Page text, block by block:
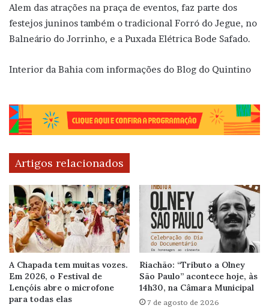
Alem das atrações na praça de eventos, faz parte dos
festejos juninos também o tradicional Forró do Jegue, no
Balneário do Jorrinho, e a Puxada Elétrica Bode Safado.
Interior da Bahia com informações do Blog do Quintino
Artigos relacionados
A Chapada tem muitas vozes.
Em 2026, o Festival de
Lençóis abre o microfone
para todas elas
Riachão: “Tributo a Olney
São Paulo” acontece hoje, às
14h30, na Câmara Municipal
7 de agosto de 2026